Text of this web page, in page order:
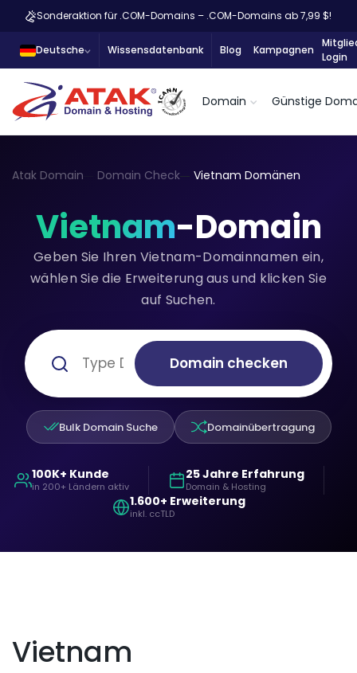
Sonderaktion für .COM-Domains – .COM-Domains ab 7,99 $!
Deutsche Wissensdatenbank Blog Kampagnen
Login
Domain Günstige
Atak Domain Domain Check Vietnam Domänen
Vietnam-Domain
Geben Sie Ihren Vietnam-Domainnamen ein,
wählen Sie die Erweiterung aus und klicken Sie
auf Suchen.
Domain checken
Bulk Domain Suche Domainübertragung
100K+ Kunde
in 200+ Ländern aktiv
25 Jahre Erfahrung
Domain & Hosting
1.600+ Erweiterung
inkl. ccTLD
Vietnam